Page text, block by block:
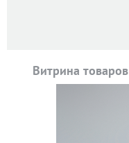
Витрина товаров